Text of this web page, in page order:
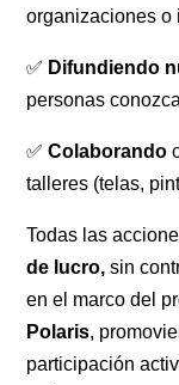
organizaciones o
✅ Difundiendo
personas
✅Colaborando
talleres (telas,
Todas las
de lucro, sin
en el marco del
Polaris,
participación